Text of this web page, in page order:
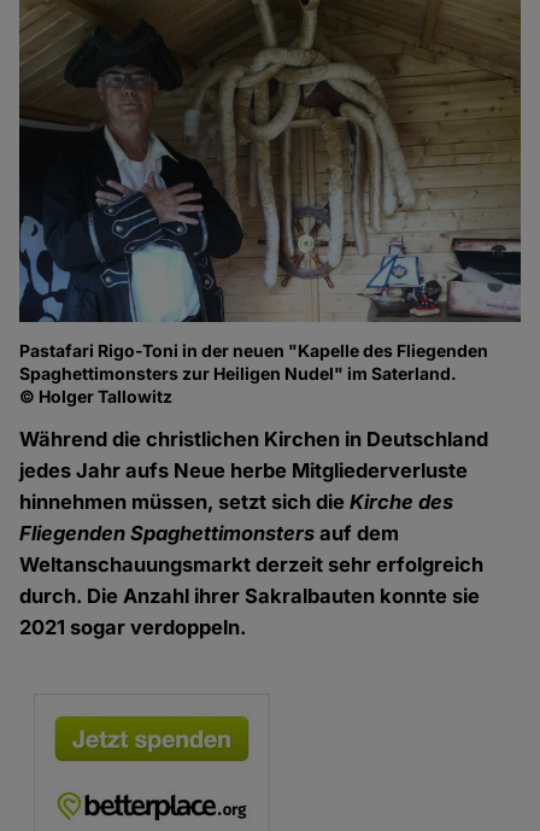
Pastafari Rigo-Toni in der neuen "Kapelle des Fliegenden
Spaghettimonsters zur Heiligen Nudel" im Saterland.
© Holger Tallowitz
Während die christlichen Kirchen in Deutschland
jedes Jahr aufs Neue herbe Mitgliederverluste
hinnehmen müssen, setzt sich dieKirche des
Fliegenden Spaghettimonsters auf dem
Weltanschauungsmarkt derzeit sehr erfolgreich
durch. Die Anzahl ihrer Sakralbauten konnte sie
2021 sogar verdoppeln.